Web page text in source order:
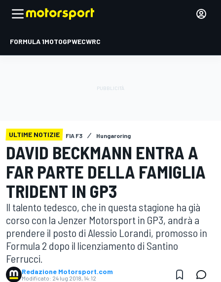
FORMULA 1MOTOGPWECWRC
ULTIME NOTIZIE FIA F3 Hungaroring
DAVID BECKMANN ENTRA A
FAR PARTE DELLA FAMIGLIA
TRIDENT IN GP3
Il talento tedesco, che in questa stagione ha già
corso con la Jenzer Motorsport in GP3, andrà a
prendere il posto di Alessio Lorandi, promosso in
Formula 2 dopo il licenziamento di Santino
Ferrucci.
Redazione Motorsport.com
Modificato: 24 lug 2018, 14:12